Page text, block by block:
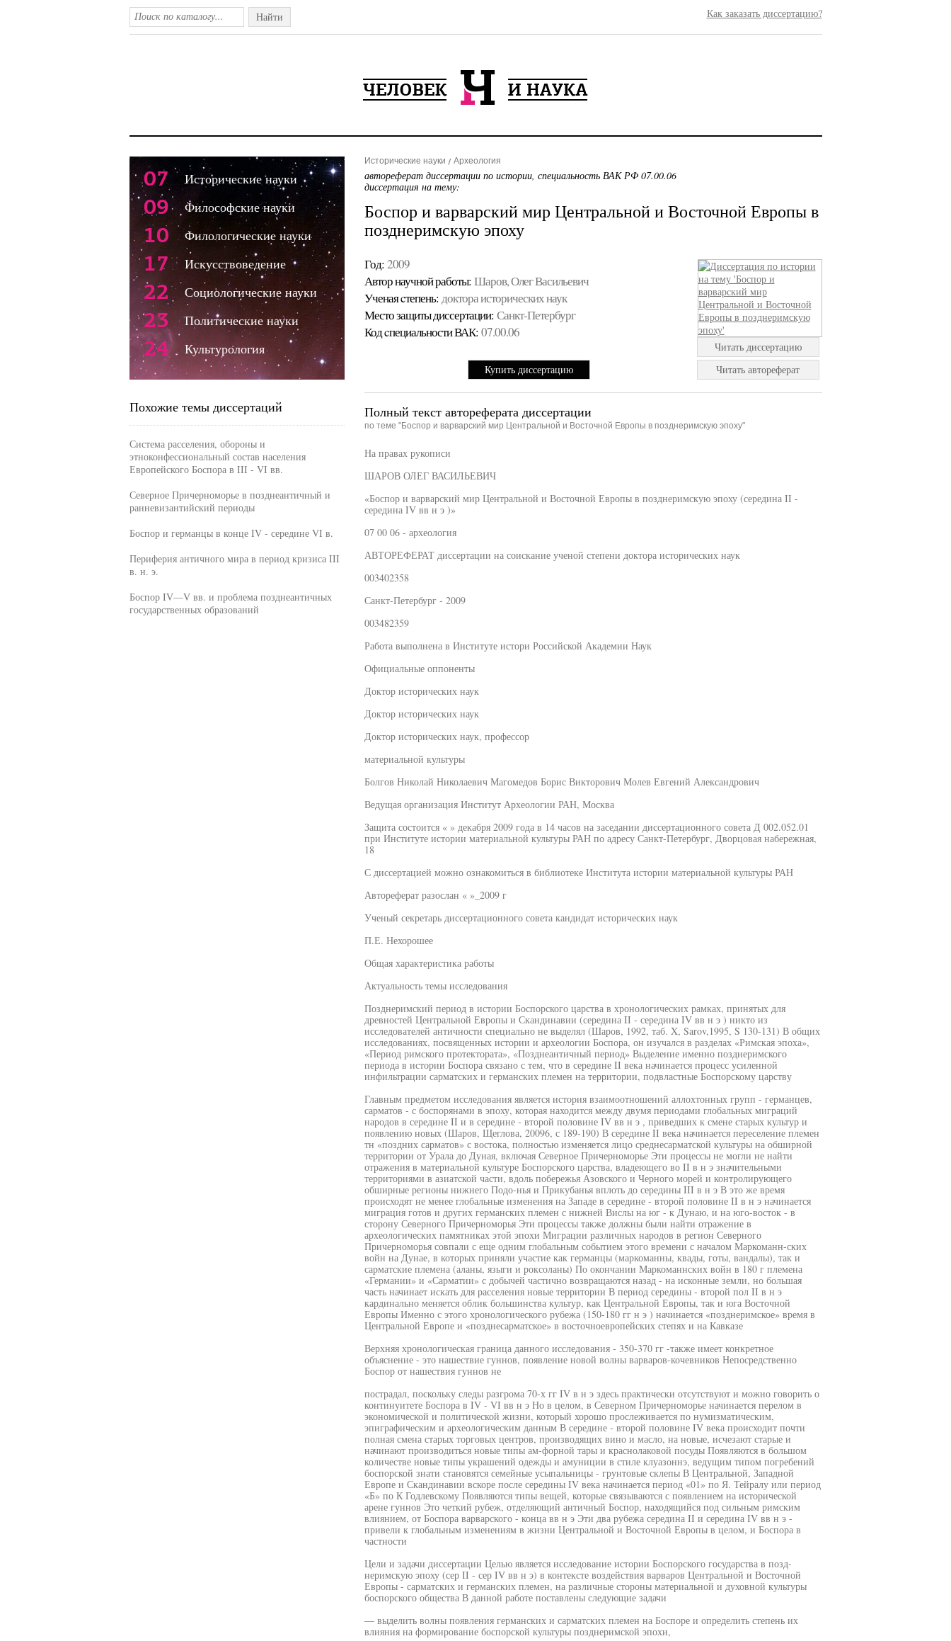
Найти Как заказать диссертацию?
Исторические науки Археология
автореферат диссертации по истории, специальность ВАК РФ 07.00.06
диссертация на тему:
Боспор и варварский мир Центральной и Восточной Европы в
позднеримскую эпоху
Год: 2009
Автор научной работы: Шаров, Олег Васильевич
Ученая cтепень: доктора исторических наук
Место защиты диссертации: Санкт-Петербург
Код cпециальности ВАК: 07.00.06
Купить диссертацию
Читать диссертацию
Читать автореферат
Полный текст автореферата диссертации
по теме "Боспор и варварский мир Центральной и Восточной Европы в позднеримскую эпоху"
На правах рукописи
ШАРОВ ОЛЕГ ВАСИЛЬЕВИЧ
«Боспор и варварский мир Центральной и Восточной Европы в позднеримскую эпоху (середина II -
середина IV вв н э )»
07 00 06 - археология
АВТОРЕФЕРАТ диссертации на соискание ученой степени доктора исторических наук
003402358
Санкт-Петербург - 2009
003482359
Работа выполнена в Институте истори Российской Академии Наук
Официальные оппоненты
Доктор исторических наук
Доктор исторических наук
Доктор исторических наук, профессор
материальной культуры
Болгов Николай Николаевич Магомедов Борис Викторович Молев Евгений Александрович
Ведущая организация Институт Археологии РАН, Москва
Защита состоится « » декабря 2009 года в 14 часов на заседании диссертационного совета Д 002.052.01
при Институте истории материальной культуры РАН по адресу Санкт-Петербург, Дворцовая набережная,
18
С диссертацией можно ознакомиться в библиотеке Института истории материальной культуры РАН
Автореферат разослан « »_2009 г
Ученый секретарь диссертационного совета кандидат исторических наук
П.Е. Нехорошее
Общая характеристика работы
Актуальность темы исследования
Позднеримский период в истории Боспорского царства в хронологических рамках, принятых для
древностей Центральной Европы и Скандинавии (середина II - середина IV вв н э ) никто из
исследователей античности специально не выделял (Шаров, 1992, таб. X, Sarov,1995, S 130-131) В общих
исследованиях, посвященных истории и археологии Боспора, он изучался в разделах «Римская эпоха»,
«Период римского протектората», «Позднеантичный период» Выделение именно позднеримского
периода в истории Боспора связано с тем, что в середине II века начинается процесс усиленной
инфильтрации сарматских и германских племен на территории, подвластные Боспорскому царству
Главным предметом исследования является история взаимоотношений аллохтонных групп - германцев,
сарматов - с боспорянами в эпоху, которая находится между двумя периодами глобальных миграций
народов в середине II и в середине - второй половине IV вв н э , приведших к смене старых культур и
появлению новых (Шаров, Щеглова, 20096, с 189-190) В середине II века начинается переселение племен
тн «поздних сарматов» с востока, полностью изменяется лицо среднесарматской культуры на обширной
территории от Урала до Дуная, включая Северное Причерноморье Эти процессы не могли не найти
отражения в материальной культуре Боспорского царства, владеющего во II в н э значительными
территориями в азиатской части, вдоль побережья Азовского и Черного морей и контролирующего
обширные регионы нижнего Подо-нья и Прикубанья вплоть до середины III в н э В это же время
происходят не менее глобальные изменения на Западе в середине - второй половине II в н э начинается
миграция готов и других германских племен с нижней Вислы на юг - к Дунаю, и на юго-восток - в
сторону Северного Причерноморья Эти процессы также должны были найти отражение в
археологических памятниках этой эпохи Миграции различных народов в регион Северного
Причерноморья совпали с еще одним глобальным событием этого времени с началом Маркоманн-ских
войн на Дунае, в которых приняли участие как германцы (маркоманны, квады, готы, вандалы), так и
сарматские племена (аланы, языги и роксоланы) По окончании Маркоманнских войн в 180 г племена
«Германии» и «Сарматии» с добычей частично возвращаются назад - на исконные земли, но большая
часть начинает искать для расселения новые территории В период середины - второй пол II в н э
кардинально меняется облик большинства культур, как Центральной Европы, так и юга Восточной
Европы Именно с этого хронологического рубежа (150-180 гг н э ) начинается «позднеримское» время в
Центральной Европе и «позднесарматское» в восточноевропейских степях и на Кавказе
Верхняя хронологическая граница данного исследования - 350-370 гг -также имеет конкретное
объяснение - это нашествие гуннов, появление новой волны варваров-кочевников Непосредственно
Боспор от нашествия гуннов не
пострадал, поскольку следы разгрома 70-х гг IV в н э здесь практически отсутствуют и можно говорить о
континуитете Боспора в IV - VI вв н э Но в целом, в Северном Причерноморье начинается перелом в
экономической и политической жизни, который хорошо прослеживается по нумизматическим,
эпиграфическим и археологическим данным В середине - второй половине IV века происходит почти
полная смена старых торговых центров, производящих вино и масло, на новые, исчезают старые и
начинают производиться новые типы ам-форной тары и краснолаковой посуды Появляются в большом
количестве новые типы украшений одежды и амуниции в стиле клуазоннэ, ведущим типом погребений
боспорской знати становятся семейные усыпальницы - грунтовые склепы В Центральной, Западной
Европе и Скандинавии вскоре после середины IV века начинается период «01» по Я. Тейралу или период
«Б» по К Годлевскому Появляются типы вещей, которые связываются с появлением на исторической
арене гуннов Это четкий рубеж, отделяющий античный Боспор, находящийся под сильным римским
влиянием, от Боспора варварского - конца вв н э Эти два рубежа середина II и середина IV вв н э -
привели к глобальным изменениям в жизни Центральной и Восточной Европы в целом, и Боспора в
частности
Цели и задачи диссертации Целью является исследование истории Боспорского государства в позд-
неримскую эпоху (сер II - сер IV вв н э) в контексте воздействия варваров Центральной и Восточной
Европы - сарматских и германских племен, на различные стороны материальной и духовной культуры
боспорского общества В данной работе поставлены следующие задачи
— выделить волны появления германских и сарматских племен на Боспоре и определить степень их
влияния на формирование боспорской культуры позднеримской эпохи,
07 Исторические науки
09 Философские науки
10 Филологические науки
17 Искусствоведение
22 Социологические науки
23 Политические науки
24 Культурология
Похожие темы диссертаций
Система расселения, обороны и
этноконфессиональный состав населения
Европейского Боспора в III - VI вв.
Северное Причерноморье в позднеантичный и
ранневизантийский периоды
Боспор и германцы в конце IV - середине VI в.
Периферия античного мира в период кризиса III
в. н. э.
Боспор IV—V вв. и проблема позднеантичных
государственных образований